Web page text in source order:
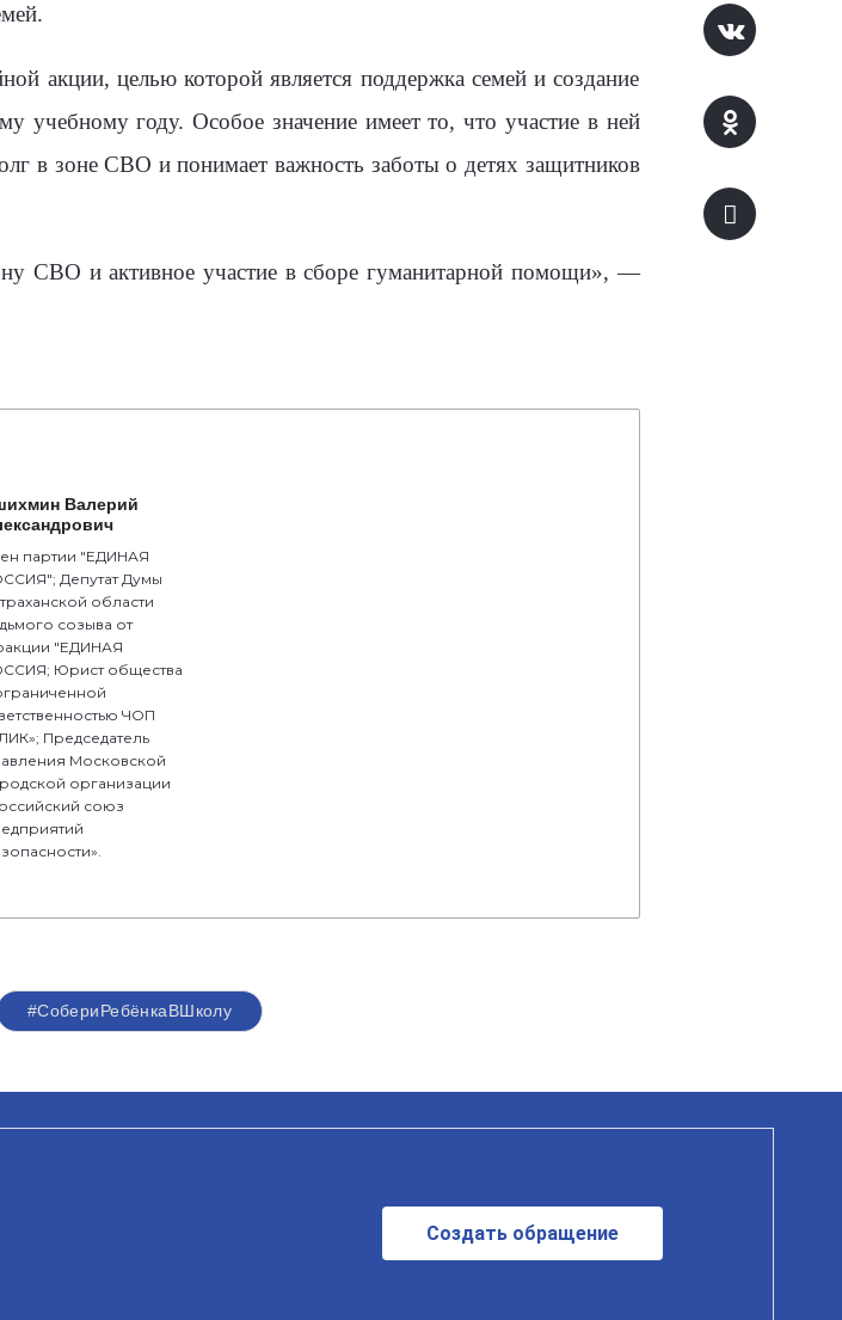
акции, целью которой является поддержка семей и создание
учебному году. Особое значение имеет то, что участие в ней
в зоне СВО и понимает важность заботы о детях защитников
СВО и активное участие в сборе гуманитарной помощи», —
Валерий
партии "ЕДИНАЯ
Депутат Думы
области
созыва от
"ЕДИНАЯ
Юрист общества
ЧОП
Председатель
Московской
организации
союз
#СобериРебёнкаВШколу
Создать обращение